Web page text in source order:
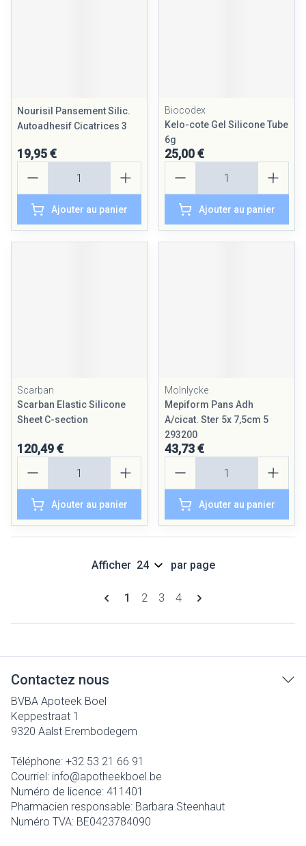
Nourisil Pansement Silic.
Autoadhesif Cicatrices 3
19,95 €
Ajouter au panier
Biocodex
Kelo-cote Gel Silicone Tube
6g
25,00 €
Ajouter au panier
Scarban
Scarban Elastic Silicone
Sheet C-section
120,49 €
Ajouter au panier
Molnlycke
Mepiform Pans Adh
A/cicat. Ster 5x 7,5cm 5
293200
43,73 €
Ajouter au panier
Pages
Vous lisez actuellement la page
1 Page
2 Page
3 Page
4
Afficher par page
Contactez nous
BVBA Apoteek Boel
Keppestraat 1
9320 Aalst Erembodegem
Téléphone: +32 53 21 66 91
Courriel: info@apotheekboel.be
Numéro de licence: 411401
Pharmacien responsable: Barbara Steenhaut
Numéro TVA: BE0423784090